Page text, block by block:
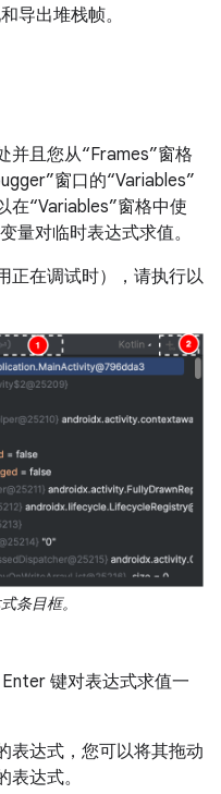
导出堆栈帧。
并且您从“Frames”窗格
窗口的“Variables”
在“Variables”窗格中使
量对临时表达式求值。
正在调试时），请执行以
条目框。
键对表达式求值一
表达式，您可以将其拖动
达式。